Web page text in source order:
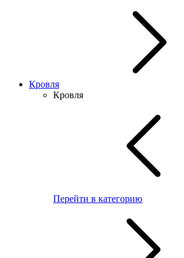
Кровля
Кровля
Перейти в категорию